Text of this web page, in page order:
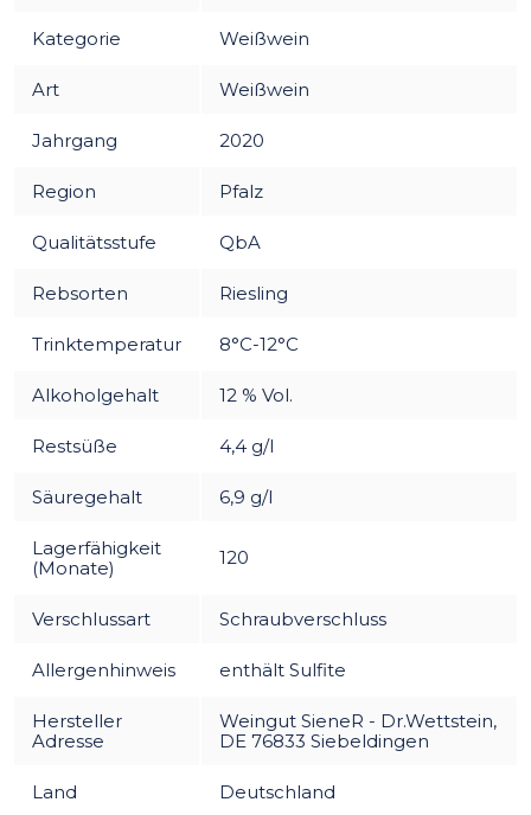
Kategorie Weißwein
Art Weißwein
Jahrgang 2020
Region Pfalz
Qualitätsstufe QbA
Rebsorten Riesling
Trinktemperatur 8°C-12°C
Alkoholgehalt 12 % Vol.
Restsüße 4,4 g/l
Säuregehalt 6,9 g/l
Lagerfähigkeit
(Monate)
120
Verschlussart Schraubverschluss
Allergenhinweis enthält Sulfite
Hersteller
Adresse
Weingut SieneR - Dr.Wettstein,
DE 76833 Siebeldingen
Land Deutschland